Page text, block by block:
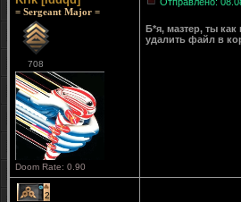
= Sergeant Major =
708
Doom Rate: 0.90
Б*я, мазтер, ты
удалить файл в
2